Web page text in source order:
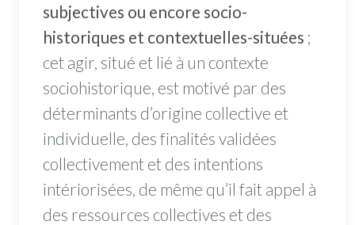
subjectives ou encore socio-
historiques et contextuelles-situées ;
cet agir, situé et lié à un contexte
sociohistorique, est motivé par des
déterminants d’origine collective et
individuelle, des finalités validées
collectivement et des intentions
intériorisées, de même qu’il fait appel à
des ressources collectives et des